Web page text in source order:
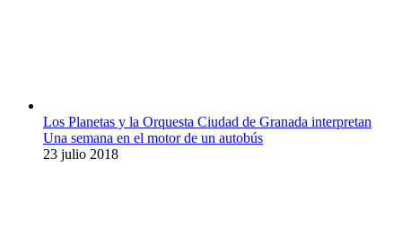
Los Planetas y la Orquesta Ciudad de Granada interpretan
Una semana en el motor de un autobús
23 julio 2018